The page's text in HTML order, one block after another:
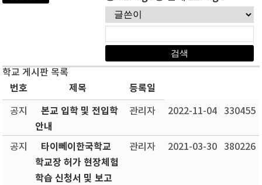
학교 게시판 목록
번호 제목 등록일
공지
본교 입학 및 전입학
안내
관리자 2022-11-04 330455
공지
타이뻬이한국학교
학교장 허가 현장체험
학습 신청서 및 보고
관리자 2021-03-30 380226